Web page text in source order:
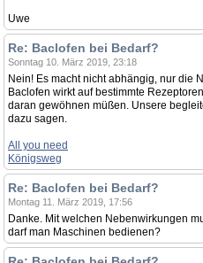
Uwe
Re: Baclofen bei Bedarf?
Sonntag 10. März 2019, 23:18
Nein! Es macht nicht abhängig, nur die
Baclofen wirkt auf bestimmte
daran gewöhnen müßen. Unsere
dazu sagen.
All you need
Königsweg
Re: Baclofen bei Bedarf?
Montag 11. März 2019, 17:56
Danke. Mit welchen Nebenwirkungen
darf man Maschinen bedienen?